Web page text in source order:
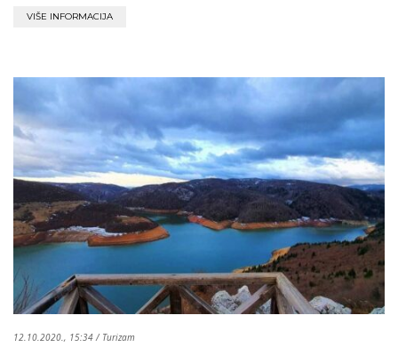
VIŠE INFORMACIJA
12.10.2020., 15:34 / Turizam